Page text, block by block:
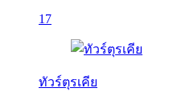
17
ทัวร์ตุรเคีย